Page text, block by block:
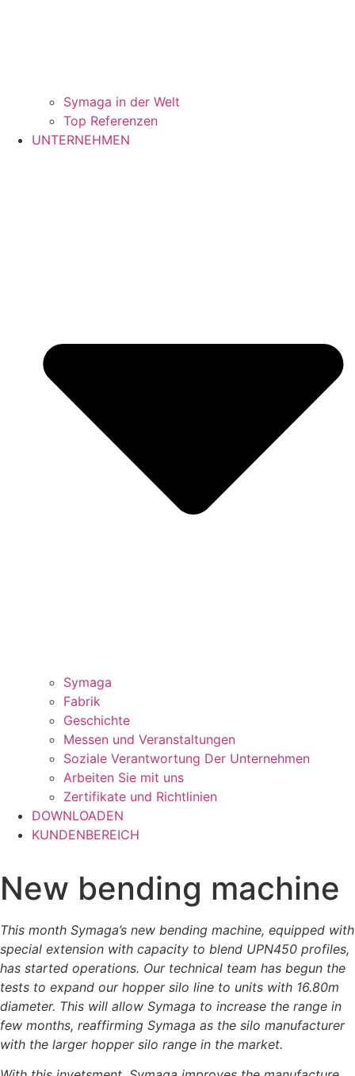
Symaga in der Welt
Top Referenzen
UNTERNEHMEN
Symaga
Fabrik
Geschichte
Messen und Veranstaltungen
Soziale Verantwortung Der Unternehmen
Arbeiten Sie mit uns
Zertifikate und Richtlinien
DOWNLOADEN
KUNDENBEREICH
New bending machine
This month Symaga’s new bending machine, equipped with
special extension with capacity to blend UPN450 profiles,
has started operations. Our technical team has begun the
tests to expand our hopper silo line to units with 16.80m
diameter. This will allow Symaga to increase the range in
few months, reaffirming Symaga as the silo manufacturer
with the larger hopper silo range in the market.